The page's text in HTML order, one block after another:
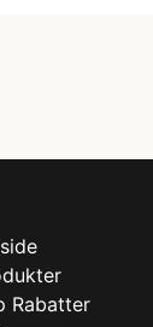
Rabatter